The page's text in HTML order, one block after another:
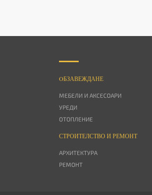
OБЗАВЕЖДАНЕ
МЕБЕЛИ И АКСЕСОАРИ
УРЕДИ
ОТОПЛЕНИЕ
СТРОИТЕЛСТВО И РЕМОНТ
АРХИТЕКТУРА
РЕМОНТ